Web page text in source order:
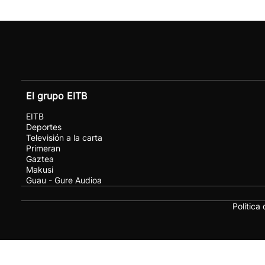
El grupo EITB
EITB
Deportes
Televisión a la carta
Primeran
Gaztea
Makusi
Guau - Gure Audioa
Política